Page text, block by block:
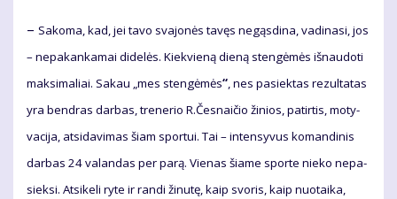
– Sa­ko­ma, kad, jei ta­vo sva­jo­nės ta­vęs ne­gąs­di­na, va­di­na­si, jos
– ne­pa­kan­ka­mai di­de­lės. Kiek­vie­ną die­ną sten­gė­mės iš­nau­do­ti
mak­si­ma­liai. Sa­kau „mes sten­gė­mės“, nes pa­siek­tas re­zul­ta­tas
yra ben­dras dar­bas, tre­ne­rio R.Čes­nai­čio ži­nios, pa­tir­tis, mo­ty­
va­ci­ja, at­si­da­vi­mas šiam spor­tui. Tai – in­ten­sy­vus ko­man­di­nis
dar­bas 24 va­lan­das per pa­rą. Vie­nas šia­me spor­te nie­ko ne­pa­
siek­si. At­si­ke­li ry­te ir ran­di ži­nu­tę, kaip svo­ris, kaip nuo­tai­ka,